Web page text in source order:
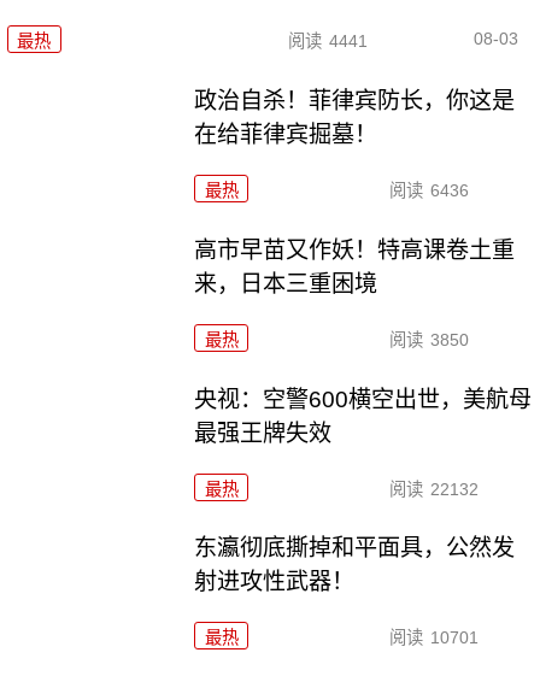
最热 阅读 4441 08-03
政治自杀！菲律宾防长，你这是
在给菲律宾掘墓！
最热 阅读 6436
高市早苗又作妖！特高课卷土重
来，日本三重困境
最热 阅读 3850
央视：空警600横空出世，美航母
最强王牌失效
最热 阅读 22132
东瀛彻底撕掉和平面具，公然发
射进攻性武器！
最热 阅读 10701